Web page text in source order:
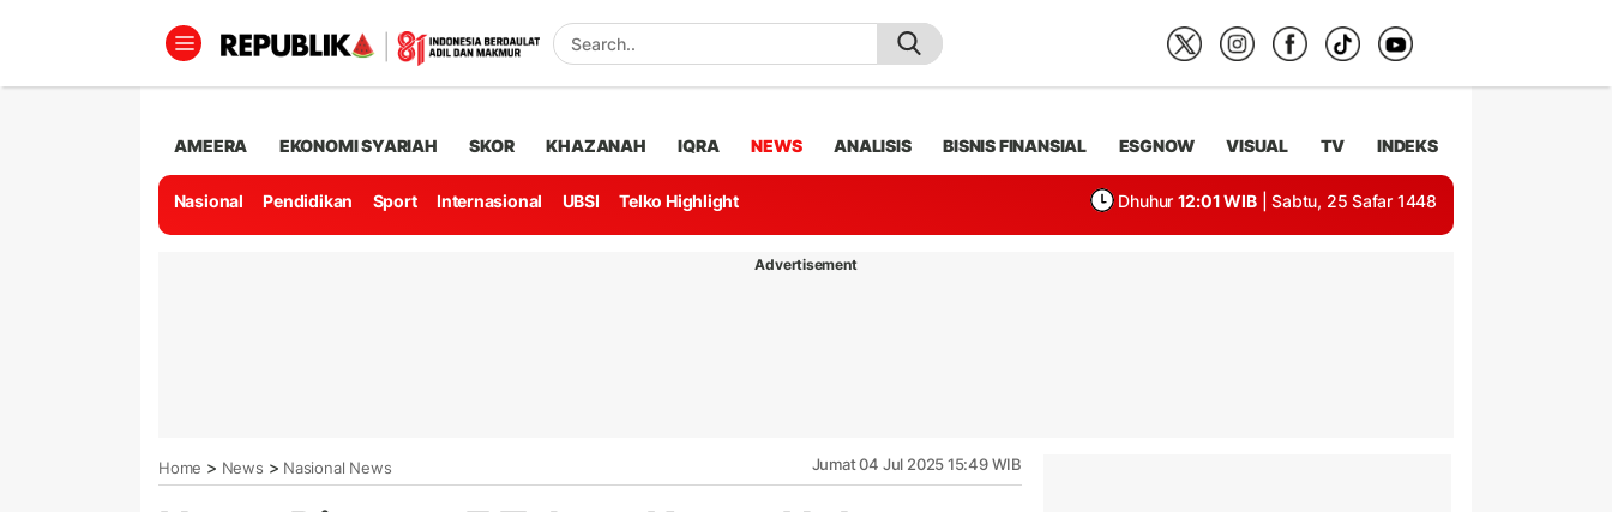
AMEERA EKONOMI SYARIAH SKOR KHAZANAH IQRA NEWS ANALISIS BISNIS FINANSIAL ESGNOW VISUAL TV INDEKS
Nasional Pendidikan Sport Internasional UBSI Telko Highlight Dhuhur 12:01 WIB | Sabtu, 25 Safar 1448
Advertisement
Home > News > Nasional News Jumat 04 Jul 2025 15:49 WIB